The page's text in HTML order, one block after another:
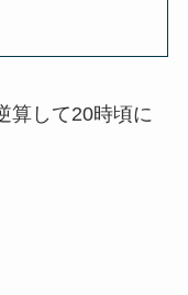
算して20時頃に